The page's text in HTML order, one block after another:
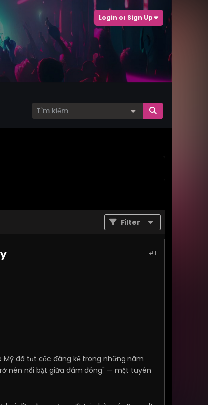
Login or Sign Up
Filter
#1
Mỹ đã tụt dốc đáng kể trong những năm
nên nổi bật giữa đám đông" — một tuyên